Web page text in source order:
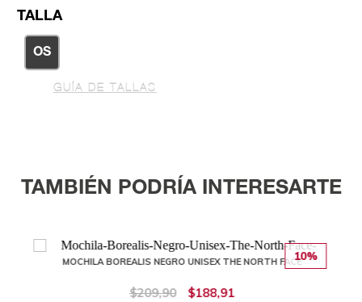
TALLA
OS
GUÍA DE TALLAS
TAMBIÉN PODRÍA INTERESARTE
10%
MOCHILA BOREALIS NEGRO UNISEX THE NORTH FACE
$209,90 $188,91